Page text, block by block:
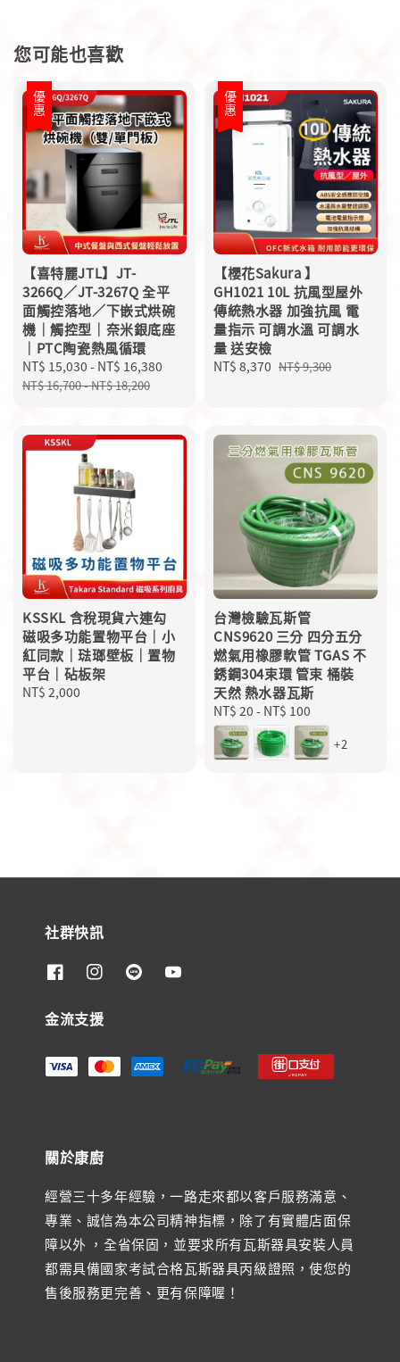
您可能也喜歡
優惠
【喜特麗JTL】JT-
3266Q／JT-3267Q 全平
面觸控落地／下嵌式烘碗
機｜觸控型｜奈米銀底座
｜PTC陶瓷熱風循環
Sale
price
NT$ 15,030 - NT$ 16,380
Regular
NT$ 16,700-NT$ 18,200
優惠
【櫻花Sakura 】
GH1021 10L 抗風型屋外
傳統熱水器 加強抗風 電
量指示 可調水溫 可調水
量 送安檢
Sale
NT$ 8,370 Regular
NT$ 9,300
KSSKL 含稅現貨六連勾
磁吸多功能置物平台｜小
紅同款｜琺瑯壁板｜置物
平台｜砧板架
Regular
NT$ 2,000
台灣檢驗瓦斯管
CNS9620 三分 四分五分
燃氣用橡膠軟管 TGAS 不
銹鋼304束環 管束 桶裝
天然 熱水器瓦斯
Regular
price
NT$ 20 - NT$ 100
+2
社群快訊
金流支援
關於康廚
經營三十多年經驗，一路走來都以客戶服務滿意、
專業、誠信為本公司精神指標，除了有實體店面保
障以外 ，全省保固，並要求所有瓦斯器具安裝人員
都需具備國家考試合格瓦斯器具丙級證照，使您的
售後服務更完善、更有保障喔！